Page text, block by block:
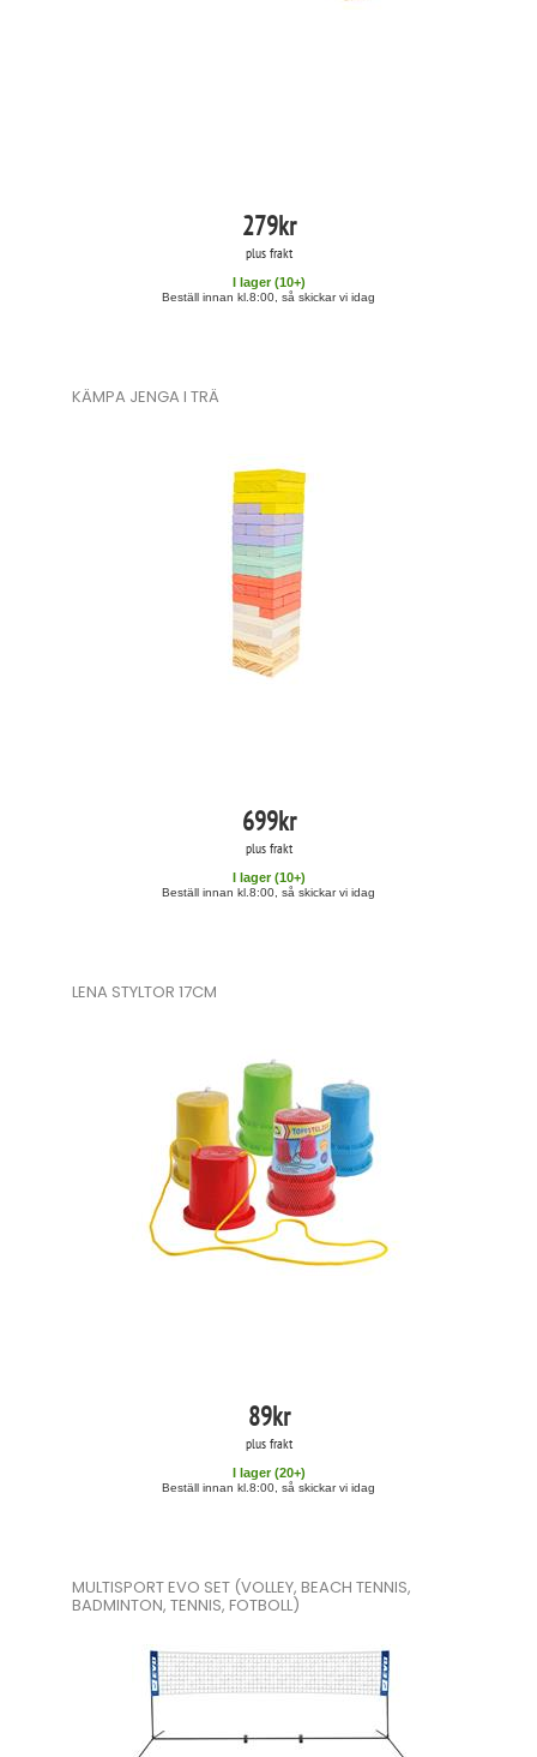
279kr
plus frakt
I lager (10+)
Beställ innan kl.8:00, så skickar vi idag
KÄMPA JENGA I TRÄ
699kr
plus frakt
I lager (10+)
Beställ innan kl.8:00, så skickar vi idag
LENA STYLTOR 17CM
89kr
plus frakt
I lager (20+)
Beställ innan kl.8:00, så skickar vi idag
MULTISPORT EVO SET (VOLLEY, BEACH TENNIS,
BADMINTON, TENNIS, FOTBOLL)